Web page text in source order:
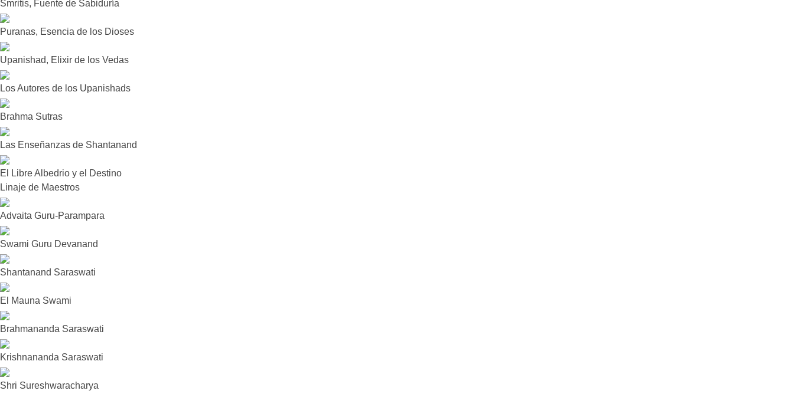
Smritis, Fuente de Sabiduría
Puranas, Esencia de los Dioses
Upanishad, Elixir de los Vedas
Los Autores de los Upanishads
Brahma Sutras
Las Enseñanzas de Shantanand
El Libre Albedrio y el Destino
Linaje de Maestros
Advaita Guru-Parampara
Swami Guru Devanand
Shantanand Saraswati
El Mauna Swami
Brahmananda Saraswati
Krishnananda Saraswati
Shri Sureshwaracharya